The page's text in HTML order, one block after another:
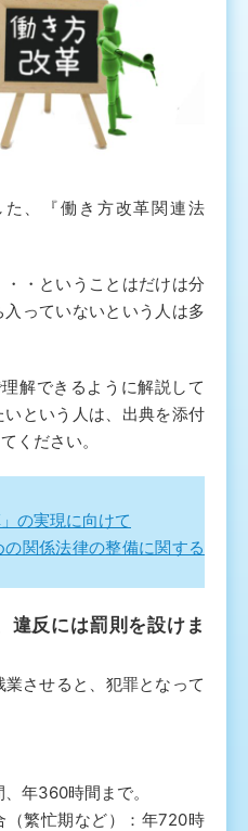
、『働き方改革関連法
・ということはだけは分
っていないという人は多
解できるように解説して
という人は、出典を添付
ください。
の実現に向けて
関係法律の整備に関する
違反には罰則を設けま
させると、犯罪となって
年360時間まで。
（繁忙期など）：年720時